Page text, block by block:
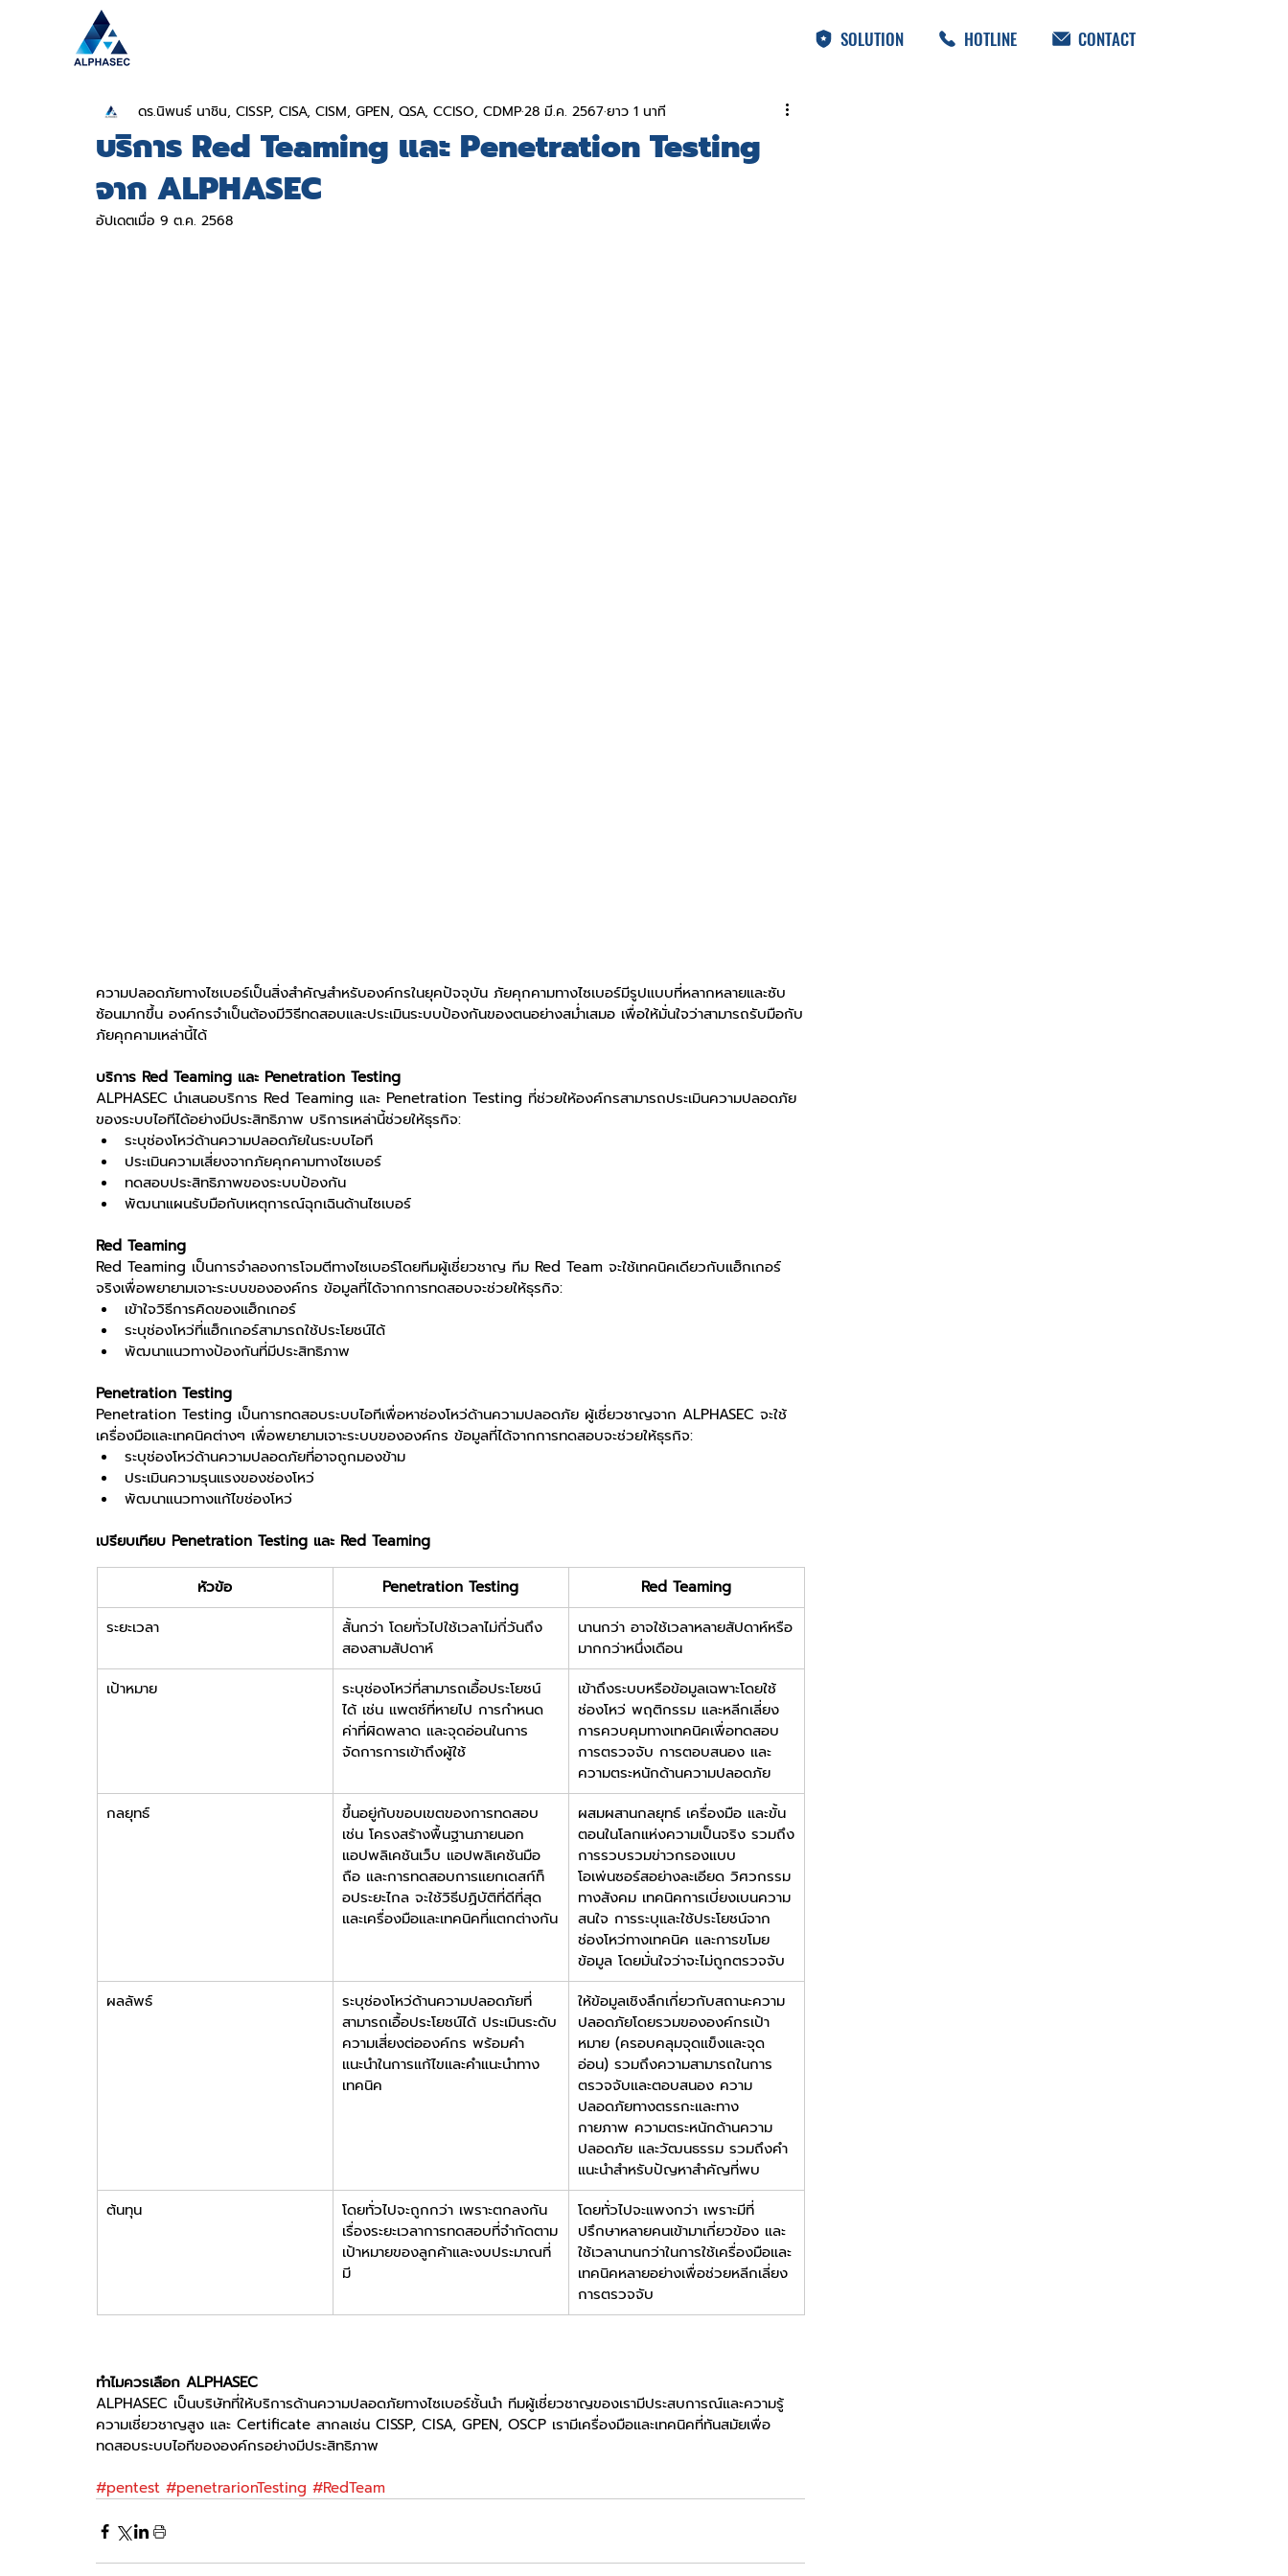
HOTLINE
SOLUTION CONTACT
บริการ Red Teaming และ Penetration Testing
จาก ALPHASEC
ดร.นิพนธ์ นาชิน, CISSP, CISA, CISM, GPEN, QSA, CCISO, CDMP28 มี.ค. 2567ยาว 1 นาที
อัปเดตเมื่อ 9 ต.ค. 2568
ความปลอดภัยทางไซเบอร์เป็นสิ่งสำคัญสำหรับองค์กรในยุคปัจจุบัน ภัยคุกคามทางไซเบอร์มีรูปแบบที่หลากหลายและซับ
ซ้อนมากขึ้น องค์กรจำเป็นต้องมีวิธีทดสอบและประเมินระบบป้องกันของตนอย่างสม่ำเสมอ เพื่อให้มั่นใจว่าสามารถรับมือกับ
ภัยคุกคามเหล่านี้ได้
บริการ Red Teaming และ Penetration Testing
ALPHASEC นำเสนอบริการ Red Teaming และ Penetration Testing ที่ช่วยให้องค์กรสามารถประเมินความปลอดภัย
ของระบบไอทีได้อย่างมีประสิทธิภาพ บริการเหล่านี้ช่วยให้ธุรกิจ:
ระบุช่องโหว่ด้านความปลอดภัยในระบบไอที
ประเมินความเสี่ยงจากภัยคุกคามทางไซเบอร์
ทดสอบประสิทธิภาพของระบบป้องกัน
พัฒนาแผนรับมือกับเหตุการณ์ฉุกเฉินด้านไซเบอร์
Red Teaming
Red Teaming เป็นการจำลองการโจมตีทางไซเบอร์โดยทีมผู้เชี่ยวชาญ ทีม Red Team จะใช้เทคนิคเดียวกับแฮ็กเกอร์
จริงเพื่อพยายามเจาะระบบขององค์กร ข้อมูลที่ได้จากการทดสอบจะช่วยให้ธุรกิจ:
เข้าใจวิธีการคิดของแฮ็กเกอร์
ระบุช่องโหว่ที่แฮ็กเกอร์สามารถใช้ประโยชน์ได้
พัฒนาแนวทางป้องกันที่มีประสิทธิภาพ
Penetration Testing
Penetration Testing เป็นการทดสอบระบบไอทีเพื่อหาช่องโหว่ด้านความปลอดภัย ผู้เชี่ยวชาญจาก ALPHASEC จะใช้
เครื่องมือและเทคนิคต่างๆ เพื่อพยายามเจาะระบบขององค์กร ข้อมูลที่ได้จากการทดสอบจะช่วยให้ธุรกิจ:
ระบุช่องโหว่ด้านความปลอดภัยที่อาจถูกมองข้าม
ประเมินความรุนแรงของช่องโหว่
พัฒนาแนวทางแก้ไขช่องโหว่
เปรียบเทียบ Penetration Testing และ Red Teaming
หัวข้อ Penetration Testing
Red Teaming
ระยะเวลา
สั้นกว่า โดยทั่วไปใช้เวลาไม่กี่วันถึง
สองสามสัปดาห์
นานกว่า อาจใช้เวลาหลายสัปดาห์หรือ
มากกว่าหนึ่งเดือน
เป้าหมาย
ระบุช่องโหว่ที่สามารถเอื้อประโยชน์
ได้ เช่น แพตช์ที่หายไป การกำหนด
ค่าที่ผิดพลาด และจุดอ่อนในการ
จัดการการเข้าถึงผู้ใช้
เข้าถึงระบบหรือข้อมูลเฉพาะโดยใช้
ช่องโหว่ พฤติกรรม และหลีกเลี่ยง
การควบคุมทางเทคนิคเพื่อทดสอบ
การตรวจจับ การตอบสนอง และ
ความตระหนักด้านความปลอดภัย
กลยุทธ์
ขึ้นอยู่กับขอบเขตของการทดสอบ
เช่น โครงสร้างพื้นฐานภายนอก
แอปพลิเคชันเว็บ แอปพลิเคชันมือ
ถือ และการทดสอบการแยกเดสก์ท็
อประยะไกล จะใช้วิธีปฏิบัติที่ดีที่สุด
และเครื่องมือและเทคนิคที่แตกต่างกัน
ผสมผสานกลยุทธ์ เครื่องมือ และขั้น
ตอนในโลกแห่งความเป็นจริง รวมถึง
การรวบรวมข่าวกรองแบบ
โอเพ่นซอร์สอย่างละเอียด วิศวกรรม
ทางสังคม เทคนิคการเบี่ยงเบนความ
สนใจ การระบุและใช้ประโยชน์จาก
ช่องโหว่ทางเทคนิค และการขโมย
ข้อมูล โดยมั่นใจว่าจะไม่ถูกตรวจจับ
ผลลัพธ์
ระบุช่องโหว่ด้านความปลอดภัยที่
สามารถเอื้อประโยชน์ได้ ประเมินระดับ
ความเสี่ยงต่อองค์กร พร้อมคำ
แนะนำในการแก้ไขและคำแนะนำทาง
เทคนิค
ให้ข้อมูลเชิงลึกเกี่ยวกับสถานะความ
ปลอดภัยโดยรวมขององค์กรเป้า
หมาย (ครอบคลุมจุดแข็งและจุด
อ่อน) รวมถึงความสามารถในการ
ตรวจจับและตอบสนอง ความ
ปลอดภัยทางตรรกะและทาง
กายภาพ ความตระหนักด้านความ
ปลอดภัย และวัฒนธรรม รวมถึงคำ
แนะนำสำหรับปัญหาสำคัญที่พบ
ต้นทุน
โดยทั่วไปจะถูกกว่า เพราะตกลงกัน
เรื่องระยะเวลาการทดสอบที่จำกัดตาม
เป้าหมายของลูกค้าและงบประมาณที่
มี
โดยทั่วไปจะแพงกว่า เพราะมีที่
ปรึกษาหลายคนเข้ามาเกี่ยวข้อง และ
ใช้เวลานานกว่าในการใช้เครื่องมือและ
เทคนิคหลายอย่างเพื่อช่วยหลีกเลี่ยง
การตรวจจับ
ทำไมควรเลือก ALPHASEC
ALPHASEC เป็นบริษัทที่ให้บริการด้านความปลอดภัยทางไซเบอร์ชั้นนำ ทีมผู้เชี่ยวชาญของเรามีประสบการณ์และความรู้
ความเชี่ยวชาญสูง และ Certificate สากลเช่น CISSP, CISA, GPEN, OSCP เรามีเครื่องมือและเทคนิคที่ทันสมัยเพื่อ
ทดสอบระบบไอทีขององค์กรอย่างมีประสิทธิภาพ
#pentest #penetrarionTesting #RedTeam